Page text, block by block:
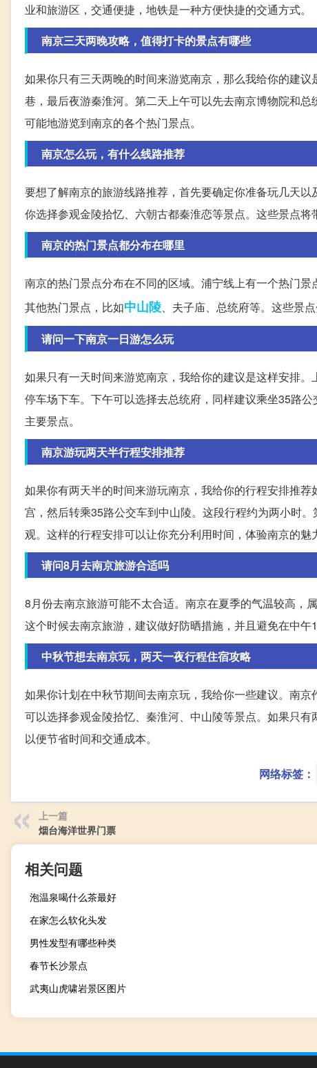
业和旅游区，交通便捷，地铁是一种方便快捷的交通方式。
南京三天两晚攻略，值得打卡的景点有哪些
如果你只有三天两晚的时间来游览南京，那么我给你的建
巷，最后夜游秦淮河。第二天上午可以先去南京博物院和
可能地游览到南京的各个热门景点。
南京怎么玩，有什么线路推荐
要想了解南京的旅游线路推荐，首先要确定你准备玩几天
你选择参观金陵拾忆、六朝古都秦淮恋等景点。这些景点将
南京的热门景点都分布在哪里
南京的热门景点分布在不同的区域。浦宁线上有一个热门
其他热门景点，比如中山陵、夫子庙、总统府等。这些景
请问一下南京一日游怎么玩
如果只有一天时间来游览南京，我给你的建议是这样安排
停车场下车。下午可以选择去总统府，同样建议乘坐35路
主要景点。
南京游玩两天半行程安排推荐
如果你有两天半的时间来游玩南京，我给你的行程安排推
宫，然后转乘35路公交车到中山陵。这段行程约为两小时
观。这样的行程安排可以让你充分利用时间，体验南京的魅
请问8月去南京旅游合适吗
8月份去南京旅游可能不太合适。南京在夏季的气温较高，
这个时候去南京旅游，建议做好防晒措施，并且避免在中午
中秋节想去南京玩，两天一夜行程住宿攻略
如果你计划在中秋节期间去南京玩，我给你一些建议。南
可以选择参观金陵拾忆、秦淮河、中山陵等景点。如果只
以便节省时间和交通成本。
网络标签：
上一篇
烟台海洋世界门票
相关问题
泡温泉喝什么茶最好
在家怎么软化头发
男性发型有哪些种类
春节长沙景点
武夷山虎啸岩景区图片